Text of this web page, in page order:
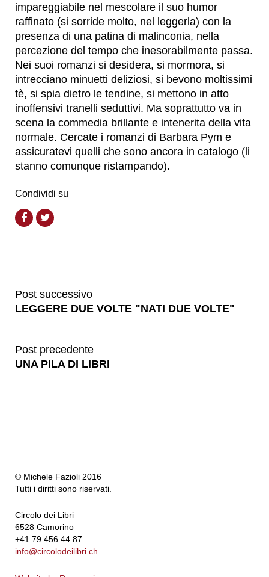
impareggiabile nel mescolare il suo humor
raffinato (si sorride molto, nel leggerla) con la
presenza di una patina di malinconia, nella
percezione del tempo che inesorabilmente passa.
Nei suoi romanzi si desidera, si mormora, si
intrecciano minuetti deliziosi, si bevono moltissimi
tè, si spia dietro le tendine, si mettono in atto
inoffensivi tranelli seduttivi. Ma soprattutto va in
scena la commedia brillante e intenerita della vita
normale. Cercate i romanzi di Barbara Pym e
assicuratevi quelli che sono ancora in catalogo (li
stanno comunque ristampando).
Condividi su
Post successivo
LEGGERE DUE VOLTE "NATI DUE VOLTE"
Post precedente
UNA PILA DI LIBRI
© Michele Fazioli 2016
Tutti i diritti sono riservati.
Circolo dei Libri
6528 Camorino
+41 79 456 44 87
info@circolodeilibri.ch